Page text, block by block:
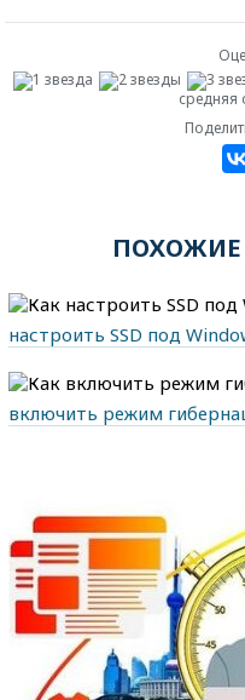
средняя
настроить SSD под
включить режим